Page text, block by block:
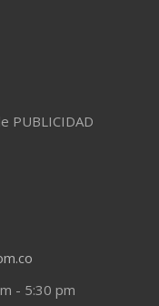
PUBLICIDAD
- 5:30 pm